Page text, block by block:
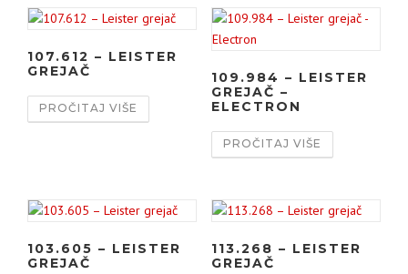
107.612 – LEISTER
GREJAČ
PROČITAJ VIŠE
109.984 – LEISTER
GREJAČ –
ELECTRON
PROČITAJ VIŠE
103.605 – LEISTER
GREJAČ
113.268 – LEISTER
GREJAČ